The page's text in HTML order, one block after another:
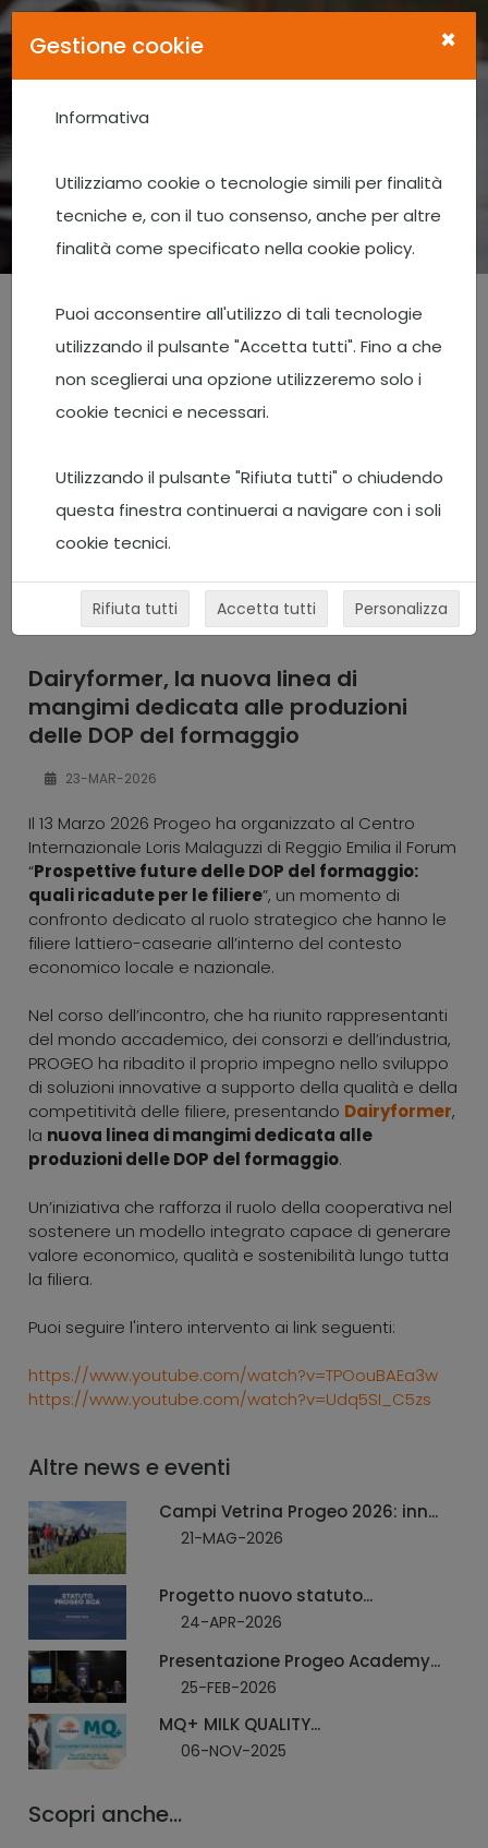
News e eventi
Dairyformer, la nuova linea di mangimi dedicata alle
produzioni delle DOP del formaggio
Dairyformer, la nuova linea di
mangimi dedicata alle produzioni
delle DOP del formaggio
23-MAR-2026
Il 13 Marzo 2026 Progeo ha organizzato al Centro
Internazionale Loris Malaguzzi di Reggio Emilia il Forum
“Prospettive future delle DOP del formaggio:
quali ricadute per le filiere”, un momento di
confronto dedicato al ruolo strategico che hanno le
filiere lattiero-casearie all’interno del contesto
economico locale e nazionale.
Nel corso dell’incontro, che ha riunito rappresentanti
del mondo accademico, dei consorzi e dell’industria,
PROGEO ha ribadito il proprio impegno nello sviluppo
di soluzioni innovative a supporto della qualità e della
competitività delle filiere, presentando Dairyformer,
la nuova linea di mangimi dedicata alle
produzioni delle DOP del formaggio.
Un’iniziativa che rafforza il ruolo della cooperativa nel
sostenere un modello integrato capace di generare
valore economico, qualità e sostenibilità lungo tutta
la filiera.
Puoi seguire l'intero intervento ai link seguenti:
https://www.youtube.com/watch?v=TPOouBAEa3w
https://www.youtube.com/watch?v=Udq5SI_C5zs
Altre news e eventi
Campi Vetrina Progeo 2026: inn...
21-MAG-2026
Progetto nuovo statuto...
24-APR-2026
Presentazione Progeo Academy...
25-FEB-2026
MQ+ MILK QUALITY...
06-NOV-2025
Scopri anche...
Gestione cookie ×
Informativa
Utilizziamo cookie o tecnologie simili per finalità
tecniche e, con il tuo consenso, anche per altre
finalità come specificato nella cookie policy.
Puoi acconsentire all'utilizzo di tali tecnologie
utilizzando il pulsante "Accetta tutti". Fino a che
non sceglierai una opzione utilizzeremo solo i
cookie tecnici e necessari.
Utilizzando il pulsante "Rifiuta tutti" o chiudendo
questa finestra continuerai a navigare con i soli
cookie tecnici.
Rifiuta tutti Accetta tutti Personalizza